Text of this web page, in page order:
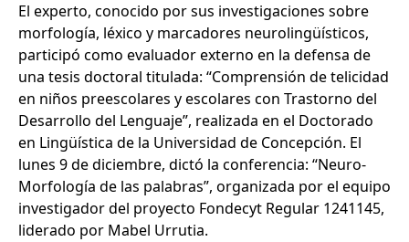
El experto, conocido por sus investigaciones sobre
morfología, léxico y marcadores neurolingüísticos,
participó como evaluador externo en la defensa de
una tesis doctoral titulada: “Comprensión de telicidad
en niños preescolares y escolares con Trastorno del
Desarrollo del Lenguaje”, realizada en el Doctorado
en Lingüística de la Universidad de Concepción. El
lunes 9 de diciembre, dictó la conferencia: “Neuro-
Morfología de las palabras”, organizada por el equipo
investigador del proyecto Fondecyt Regular 1241145,
liderado por Mabel Urrutia.